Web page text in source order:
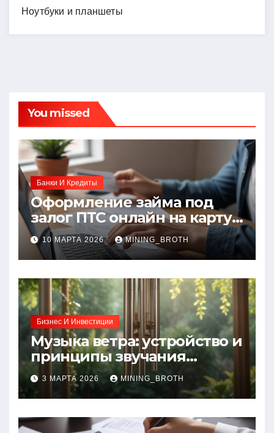
Ноутбуки и планшеты
You missed
Банки И Кредиты
Оформление займа под
залог ПТС онлайн на карту
без визита в офис: порядок,
требования и документы
10 МАРТА 2026 MINING_BROTH
Бизнес И Инвестиции
Музыка ветра: устройство и
принципы звучания
колокольчиков
3 МАРТА 2026 MINING_BROTH